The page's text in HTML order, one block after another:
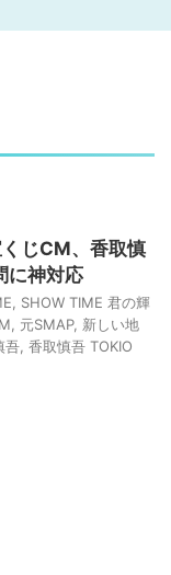
じCM、香取慎
に神対応
SHOW TIME 君の輝
元SMAP, 新しい地
吾 香取慎吾 TOKIO